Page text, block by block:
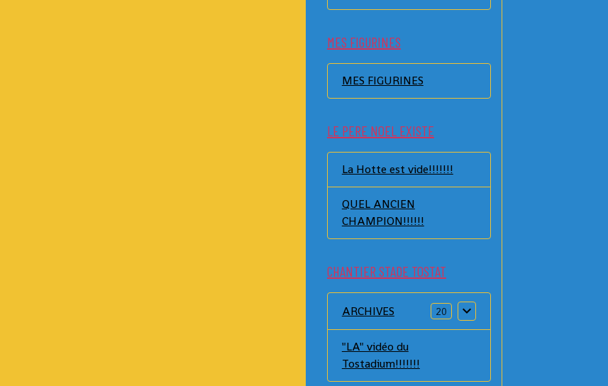
MES FIGURINES
MES FIGURINES
LE PERE NOEL EXISTE
La Hotte est vide!!!!!!!
QUEL ANCIEN
CHAMPION!!!!!!
CHANTIER STADE TOSTAT
ARCHIVES 20
"LA" vidéo du
Tostadium!!!!!!!